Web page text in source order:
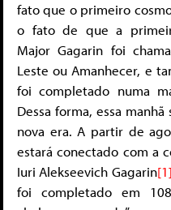
fato que o primeiro
o fato de que a
Major Gagarin foi
Leste ou Amanhecer, e
foi completado numa
Dessa forma, essa
nova era. A partir de
estará conectado com a
Iuri Alekseevich Gagarin[1]
foi completado em